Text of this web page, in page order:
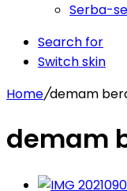
Serba-
Search for
Switch skin
Home/demam
demam